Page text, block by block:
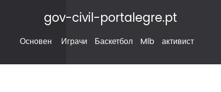
gov-civil-portalegre.pt
Основен Играчи Баскетбол Mlb активист